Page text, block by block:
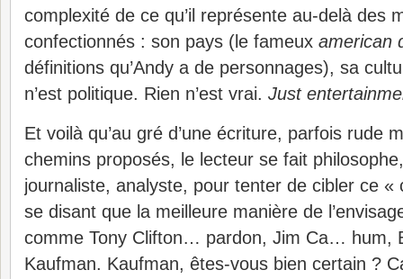
complexité de ce qu’il représente au-delà des
confectionnés : son pays (le fameux american
définitions qu’Andy a de personnages), sa
n’est politique. Rien n’est vrai. Just
Et voilà qu’au gré d’une écriture, parfois rude
chemins proposés, le lecteur se fait
journaliste, analyste, pour tenter de cibler ce «
se disant que la meilleure manière de
comme Tony Clifton… pardon, Jim Ca…
Kaufman. Kaufman, êtes-vous bien certain ?